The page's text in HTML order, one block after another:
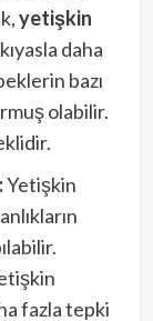
yetişkin
daha
bazı
olabilir.
Yetişkin
fazla tepki